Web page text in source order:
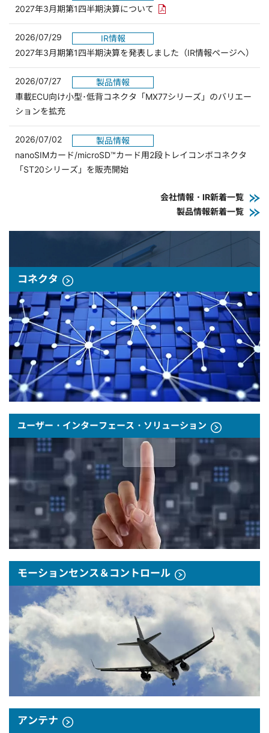
2027年3月期第1四半期決算について PDFリンクを新しいウィンド
2026/07/29
IR情報
2027年3月期第1四半期決算を発表しました（IR情報ページへ）
2026/07/27
製品情報
車載ECU向け小型･低背コネクタ「MX77シリーズ」のバリエー
ションを拡充
2026/07/02
製品情報
nanoSIMカード/microSD™カード用2段トレイコンボコネクタ
「ST20シリーズ」を販売開始
会社情報・IR新着一覧
製品情報新着一覧
コネクタ
ユーザー・インターフェース・ソリューション
モーションセンス＆コントロール
アンテナ